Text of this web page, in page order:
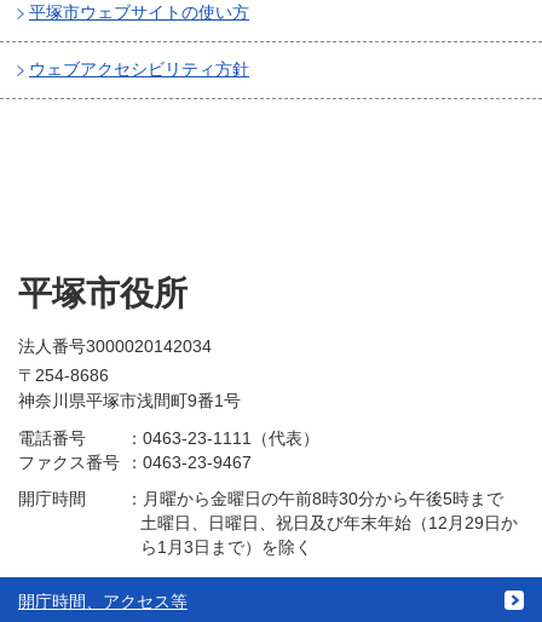
平塚市ウェブサイトの使い方
ウェブアクセシビリティ方針
平塚市役所
法人番号3000020142034
〒254-8686
神奈川県平塚市浅間町9番1号
電話番号
：0463-23-1111（代表）
ファクス番号
：0463-23-9467
開庁時間
： 月曜から金曜日の午前8時30分から午後5時まで
土曜日、日曜日、祝日及び年末年始（12月29日か
ら1月3日まで）を除く
開庁時間、アクセス等